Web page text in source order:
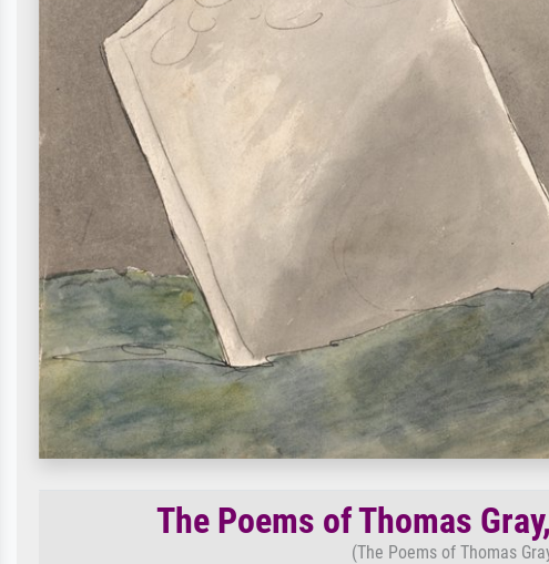
The Poems of Thomas
(The Poems of Thomas